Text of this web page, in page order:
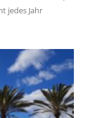
jedes Jahr